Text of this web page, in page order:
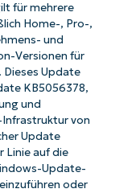
für mehrere
Home-, Pro-,
und
Versionen für
Update
KB5056378,
und
von
Update
Linie auf die
Update-
oder